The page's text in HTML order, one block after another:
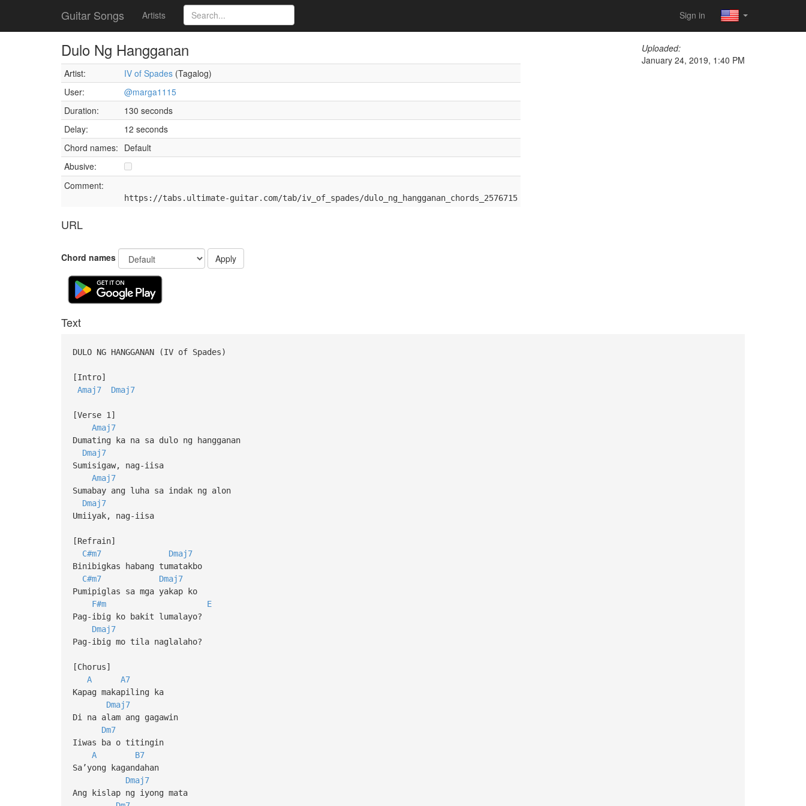
Guitar Songs Artists Sign in
Dulo Ng Hangganan
Artist: IV of Spades (Tagalog)
User:
@marga1115
Duration:
130 seconds
Delay:
12 seconds
Chord names: Default
Abusive:
Comment:
https://tabs.ultimate-guitar.com/tab/iv_of_spades/dulo_ng_hangganan_chords_2576715
URL
Uploaded:
January 24, 2019, 1:40 PM
Chord names Apply
Text
DULO NG HANGGANAN (IV of Spades)
[Intro]
Amaj7
Dmaj7
[Verse 1]
Amaj7
Dumating ka na sa dulo ng hangganan
Dmaj7
Sumisigaw, nag-iisa
Amaj7
Sumabay ang luha sa indak ng alon
Dmaj7
Umiiyak, nag-iisa
[Refrain]
C#m7
Dmaj7
Binibigkas habang tumatakbo
C#m7
Dmaj7
Pumipiglas sa mga yakap ko
F#m
E
Pag-ibig ko bakit lumalayo?
Dmaj7
Pag-ibig mo tila naglalaho?
[Chorus]
A
A7
Kapag makapiling ka
Dmaj7
Di na alam ang gagawin
Dm7
Iiwas ba o titingin
A
B7
Sa’yong kagandahan
Dmaj7
Ang kislap ng iyong mata